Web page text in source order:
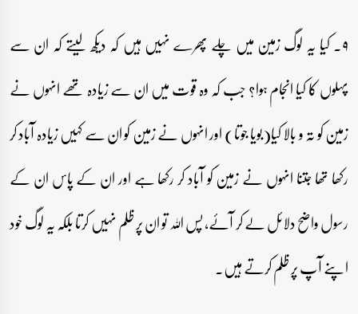
۹۔ کیا یہ لوگ زمین میں چلے پھرے نہیں ہیں کہ دیکھ لیتے کہ ان سے
پہلوں کا کیا انجام ہوا؟ جب کہ وہ قوت میں ان سے زیادہ تھے انہوں نے
زمین کو تہ و بالا کیا(بویا جوتا) اور انہوں نے زمین کو ان سے کہیں زیادہ آباد کر
رکھا تھا جتنا انہوں نے زمین کو آباد کر رکھا ہے اور ان کے پاس ان کے
رسول واضح دلائل لے کر آئے، پس اللہ تو ان پر ظلم نہیں کرتا بلکہ یہ لوگ خود
اپنے آپ پر ظلم کرتے ہیں۔